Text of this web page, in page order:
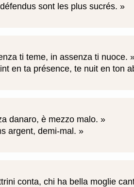
sont les plus sucrés.
ti teme, in assenza ti nuoce.
en ta présence, te nuit en ton
danaro, è mezzo malo.
argent, demi-mal.
conta, chi ha bella moglie